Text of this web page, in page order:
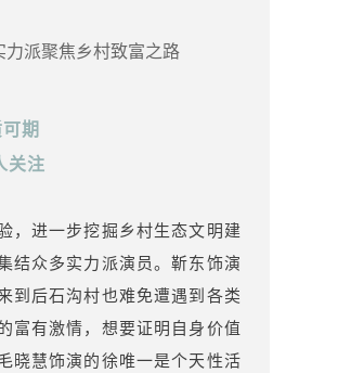
可期
关注
，进一步挖掘乡村生态文明建
结众多实力派演员。靳东饰演
到后石沟村也难免遭遇到各类
富有激情，想要证明自身价值
晓慧饰演的徐唯一是个天性活